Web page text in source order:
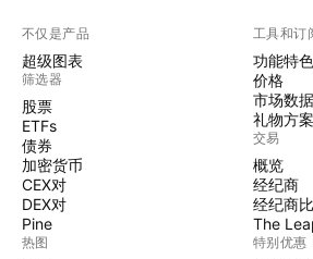
不仅是产品
超级图表
筛选器
股票
ETFs
债券
加密货币
CEX对
DEX对
Pine
热图
工具和订
功能特色
价格
市场数据
礼物方案
交易
概览
经纪商
经纪商
The
特别优惠